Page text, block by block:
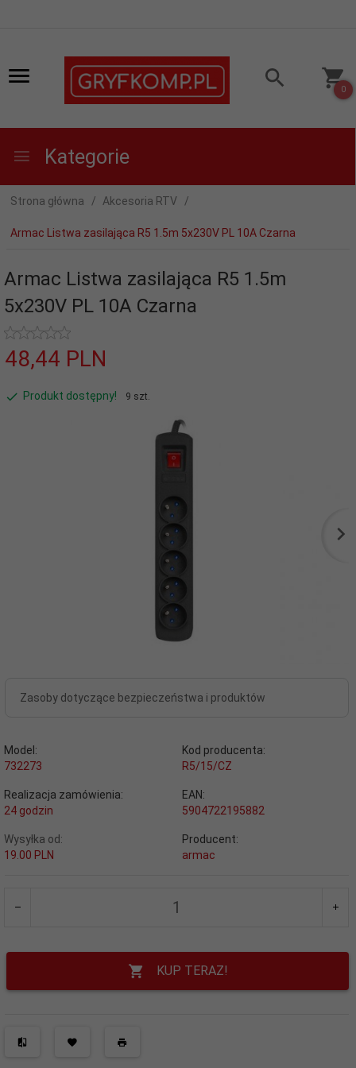
0
Kategorie
Strona główna Akcesoria RTV
Armac Listwa zasilająca R5 1.5m 5x230V PL 10A Czarna
Armac Listwa zasilająca R5 1.5m
5x230V PL 10A Czarna
48,44 PLN
Produkt dostępny! 9 szt.
Zasoby dotyczące bezpieczeństwa i produktów
Model:
732273
Kod producenta:
R5/15/CZ
Realizacja zamówienia:
24 godzin
EAN:
5904722195882
Wysyłka od:
19.00 PLN
Producent:
armac
KUP TERAZ!